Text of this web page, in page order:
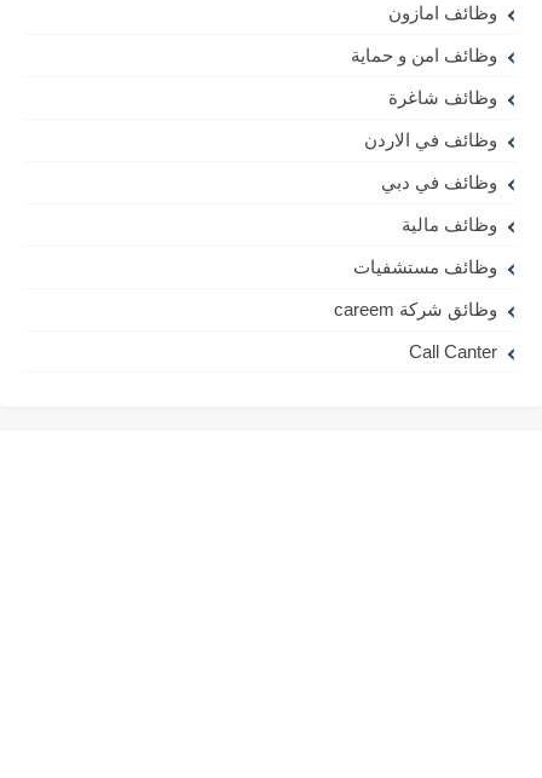
وظائف امازون
وظائف امن و حماية
وظائف شاغرة
وظائف في الاردن
وظائف في دبي
وظائف مالية
وظائف مستشفيات
وظائق شركة careem
Call Canter